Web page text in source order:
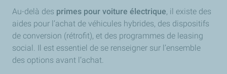
Au-delà des primes pour voiture électrique, il existe des
aides pour l’achat de véhicules hybrides, des dispositifs
de conversion (rétrofit), et des programmes de leasing
social. Il est essentiel de se renseigner sur l’ensemble
des options avant l’achat.